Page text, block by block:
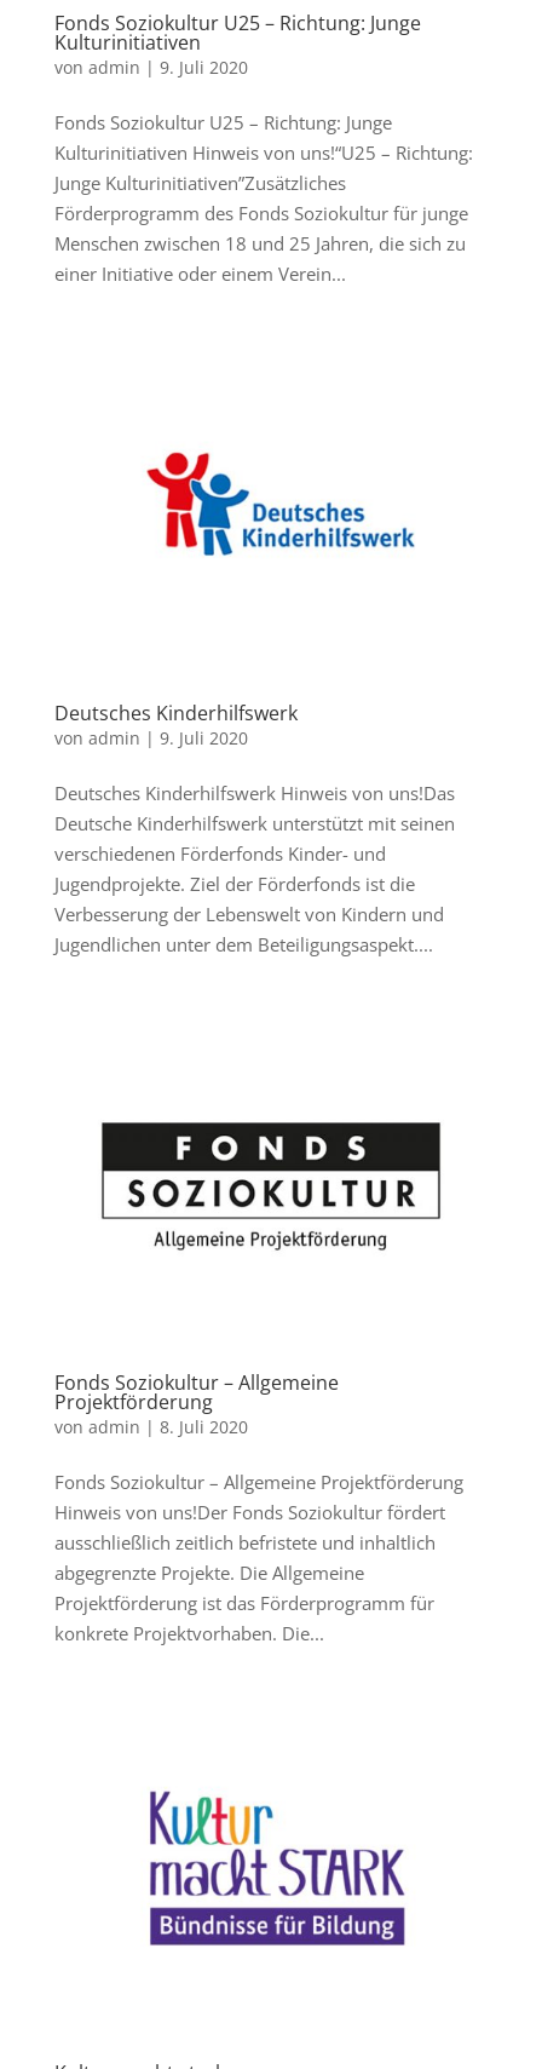
Fonds Soziokultur U25 – Richtung: Junge
Kulturinitiativen
von admin | 9. Juli 2020
Fonds Soziokultur U25 – Richtung: Junge
Kulturinitiativen Hinweis von uns!“U25 – Richtung:
Junge Kulturinitiativen”Zusätzliches
Förderprogramm des Fonds Soziokultur für junge
Menschen zwischen 18 und 25 Jahren, die sich zu
einer Initiative oder einem Verein...
Deutsches Kinderhilfswerk
von admin | 9. Juli 2020
Deutsches Kinderhilfswerk Hinweis von uns!Das
Deutsche Kinderhilfswerk unterstützt mit seinen
verschiedenen Förderfonds Kinder- und
Jugendprojekte. Ziel der Förderfonds ist die
Verbesserung der Lebenswelt von Kindern und
Jugendlichen unter dem Beteiligungsaspekt....
Fonds Soziokultur – Allgemeine
Projektförderung
von admin | 8. Juli 2020
Fonds Soziokultur – Allgemeine Projektförderung
Hinweis von uns!Der Fonds Soziokultur fördert
ausschließlich zeitlich befristete und inhaltlich
abgegrenzte Projekte. Die Allgemeine
Projektförderung ist das Förderprogramm für
konkrete Projektvorhaben. Die...